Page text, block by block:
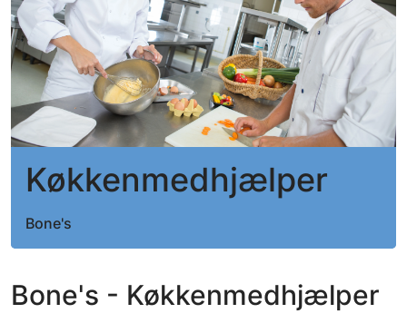
Køkkenmedhjælper
Bone's
Bone's - Køkkenmedhjælper